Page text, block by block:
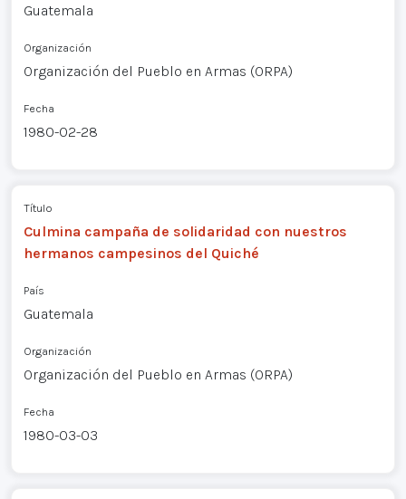
Guatemala
Organización
Organización del Pueblo en Armas (ORPA)
Fecha
1980-02-28
Título
Culmina campaña de solidaridad con nuestros
hermanos campesinos del Quiché
País
Guatemala
Organización
Organización del Pueblo en Armas (ORPA)
Fecha
1980-03-03